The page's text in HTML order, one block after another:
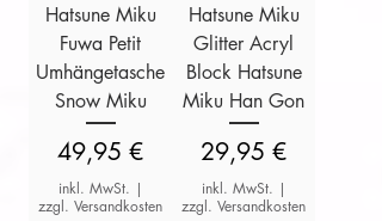
Hatsune Miku
Fuwa Petit
Umhängetasche
Snow Miku
Preis
49,95 €
inkl. MwSt. |
zzgl. Versandkosten
Hatsune Miku
Glitter Acryl
Block Hatsune
Miku Han Gon
Preis
29,95 €
inkl. MwSt. |
zzgl. Versandkosten